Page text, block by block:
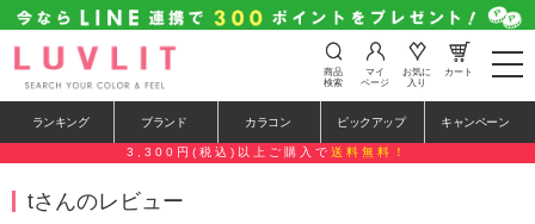
t
o
e
n
商品
検索
マイ
ページ
お気に
入り
カート
ランキング ブランド カラコン ピックアップ キャンペーン
3,300円(税込)以上ご購入で 送料無料！
tさんのレビュー